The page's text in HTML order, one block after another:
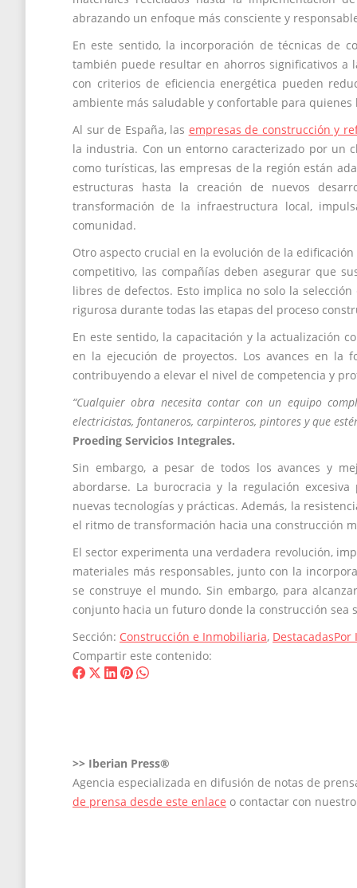
abrazando un enfoque más consciente y
En este sentido, la incorporación de técnicas de
también puede resultar en ahorros significativos a
con criterios de eficiencia energética pueden
ambiente más saludable y confortable para quienes
Al sur de España, las empresas de construcción y
la industria. Con un entorno caracterizado por un
como turísticas, las empresas de la región están
estructuras hasta la creación de nuevos
transformación de la infraestructura local,
comunidad.
Otro aspecto crucial en la evolución de la
competitivo, las compañías deben asegurar que
libres de defectos. Esto implica no solo la
rigurosa durante todas las etapas del proceso
En este sentido, la capacitación y la actualización
en la ejecución de proyectos. Los avances en la
contribuyendo a elevar el nivel de competencia y
“Cualquier obra necesita contar con un equipo
electricistas, fontaneros, carpinteros, pintores y que
Proeding Servicios Integrales.
Sin embargo, a pesar de todos los avances y
abordarse. La burocracia y la regulación
nuevas tecnologías y prácticas. Además, la
el ritmo de transformación hacia una construcción
El sector experimenta una verdadera revolución,
materiales más responsables, junto con la
se construye el mundo. Sin embargo, para
conjunto hacia un futuro donde la construcción sea
Sección: Construcción e Inmobiliaria, DestacadasPor
Compartir este contenido:
ShareShareShare
ShareShare
>> Iberian Press®
Agencia especializada en difusión de notas de
de prensa desde este enlace o contactar con